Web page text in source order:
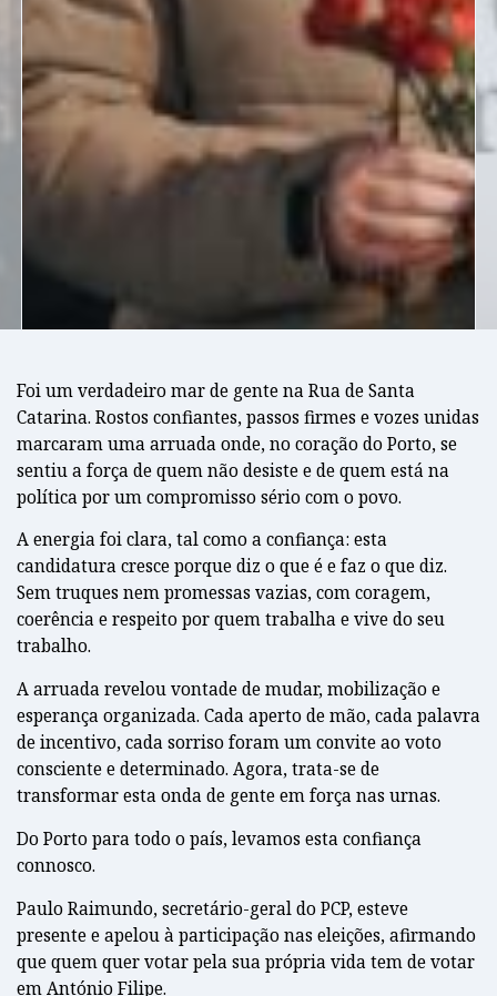
Foi um verdadeiro mar de gente na Rua de Santa
Catarina. Rostos confiantes, passos firmes e vozes unidas
marcaram uma arruada onde, no coração do Porto, se
sentiu a força de quem não desiste e de quem está na
política por um compromisso sério com o povo.
A energia foi clara, tal como a confiança: esta
candidatura cresce porque diz o que é e faz o que diz.
Sem truques nem promessas vazias, com coragem,
coerência e respeito por quem trabalha e vive do seu
trabalho.
A arruada revelou vontade de mudar, mobilização e
esperança organizada. Cada aperto de mão, cada palavra
de incentivo, cada sorriso foram um convite ao voto
consciente e determinado. Agora, trata-se de
transformar esta onda de gente em força nas urnas.
Do Porto para todo o país, levamos esta confiança
connosco.
Paulo Raimundo, secretário-geral do PCP, esteve
presente e apelou à participação nas eleições, afirmando
que quem quer votar pela sua própria vida tem de votar
em António Filipe.